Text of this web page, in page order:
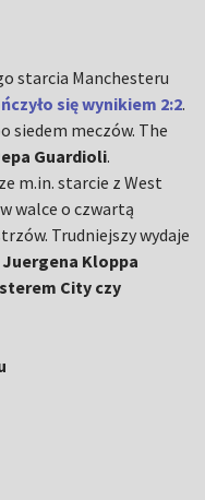
starcia Manchesteru
się wynikiem 2:2.
siedem meczów. The
Guardioli.
m.in. starcie z West
walce o czwartą
Trudniejszy wydaje
Juergena Kloppa
City czy